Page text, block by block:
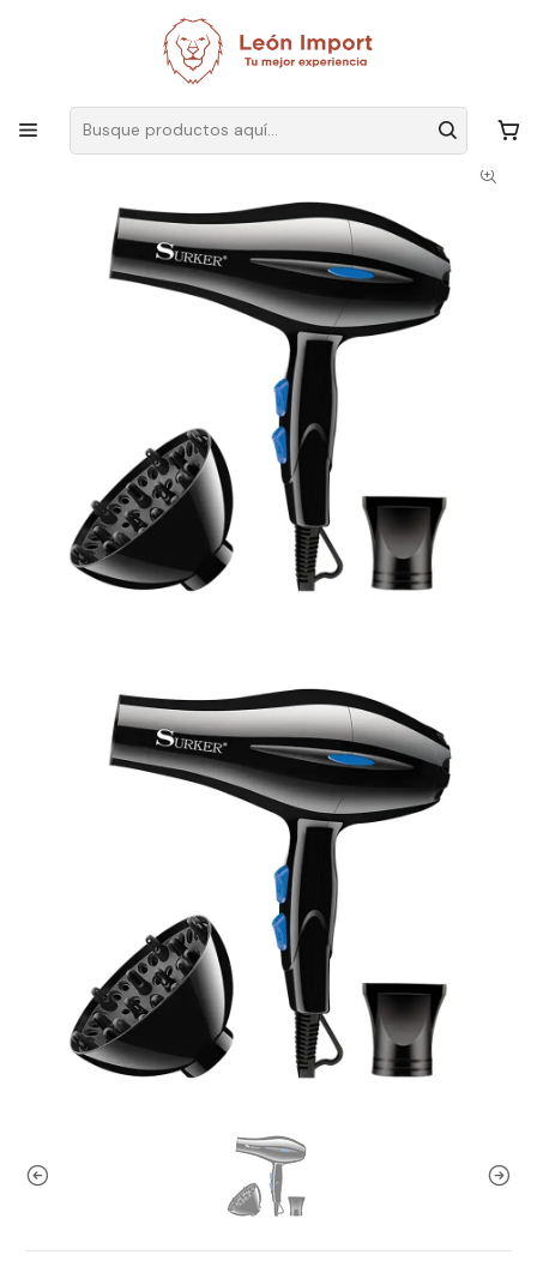
Envíos GRATIS
Belleza y Salud Alisadores y Secadores
Secador De Pelo 3000w Uso Profesional Surker